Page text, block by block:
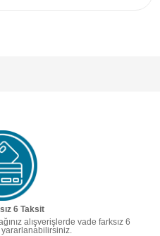
6 Taksit
alışverişlerde vade farksız 6
yararlanabilirsiniz.